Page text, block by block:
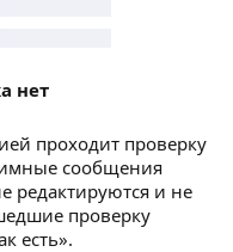
нет
проходит проверку
сообщения
редактируются и не
проверку
есть».